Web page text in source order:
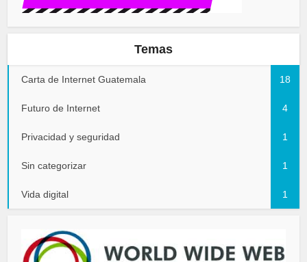
Temas
Carta de Internet Guatemala 18
Futuro de Internet 4
Privacidad y seguridad 1
Sin categorizar 1
Vida digital 1